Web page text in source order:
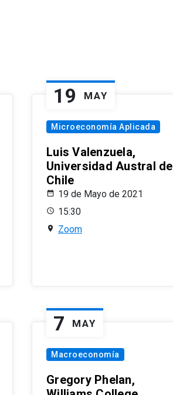
19 MAY
Microeconomía Aplicada
Luis Valenzuela,
Universidad Austral de
Chile
19 de Mayo de 2021
15:30
Zoom
7 MAY
Macroeconomía
Gregory Phelan,